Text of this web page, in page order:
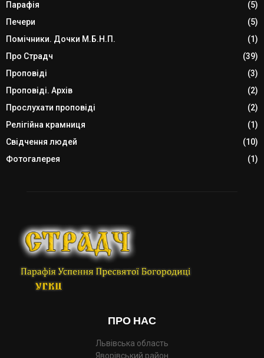
Парафія
(5)
Печери
(5)
Помічники. Дочки М.Б.Н.П.
(1)
Про Страдч
(39)
Проповіді
(3)
Проповіді. Архів
(2)
Прослухати проповіді
(2)
Релігійна крамниця
(1)
Свідчення людей
(10)
Фотогалерея
(1)
ПРО НАС
Львівська область
Яворівський район